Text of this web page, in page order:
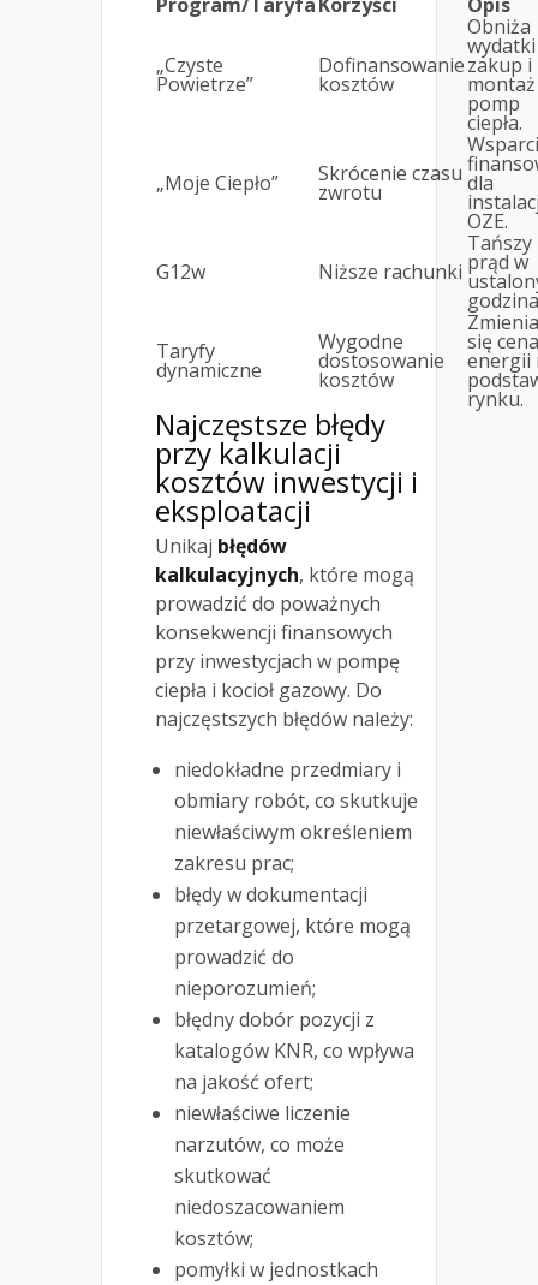
„Czyste
Powietrze”
Dofinansowanie
kosztów
Obniża
zakup i
montaż
pomp
ciepła.
„Moje Ciepło” Skrócenie czasu
zwrotu dla
OZE.
G12w
Niższe rachunki
Tańszy
prąd w
Taryfy
dynamiczne
Wygodne
dostosowanie
kosztów
się cena
energii
rynku.
Najczęstsze błędy
przy kalkulacji
kosztów inwestycji i
eksploatacji
Unikaj błędów
kalkulacyjnych, które mogą
prowadzić do poważnych
konsekwencji finansowych
przy inwestycjach w pompę
ciepła i kocioł gazowy. Do
najczęstszych błędów należy:
niedokładne przedmiary i
obmiary robót, co skutkuje
niewłaściwym określeniem
zakresu prac;
błędy w dokumentacji
przetargowej, które mogą
prowadzić do
nieporozumień;
błędny dobór pozycji z
katalogów KNR, co wpływa
na jakość ofert;
niewłaściwe liczenie
narzutów, co może
skutkować
niedoszacowaniem
kosztów;
pomyłki w jednostkach